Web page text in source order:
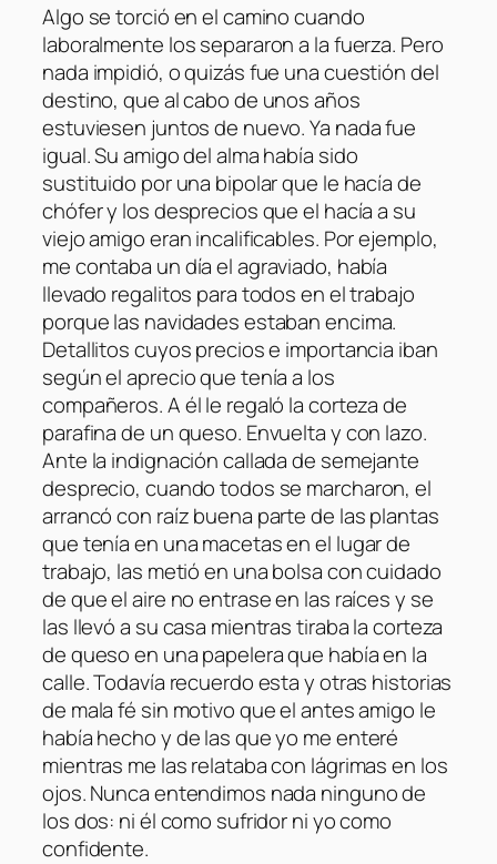
Algo se torció en el camino cuando
laboralmente los separaron a la fuerza. Pero
nada impidió, o quizás fue una cuestión del
destino, que al cabo de unos años
estuviesen juntos de nuevo. Ya nada fue
igual. Su amigo del alma había sido
sustituido por una bipolar que le hacía de
chófer y los desprecios que el hacía a su
viejo amigo eran incalificables. Por ejemplo,
me contaba un día el agraviado, había
llevado regalitos para todos en el trabajo
porque las navidades estaban encima.
Detallitos cuyos precios e importancia iban
según el aprecio que tenía a los
compañeros. A él le regaló la corteza de
parafina de un queso. Envuelta y con lazo.
Ante la indignación callada de semejante
desprecio, cuando todos se marcharon, el
arrancó con raíz buena parte de las plantas
que tenía en una macetas en el lugar de
trabajo, las metió en una bolsa con cuidado
de que el aire no entrase en las raíces y se
las llevó a su casa mientras tiraba la corteza
de queso en una papelera que había en la
calle. Todavía recuerdo esta y otras historias
de mala fé sin motivo que el antes amigo le
había hecho y de las que yo me enteré
mientras me las relataba con lágrimas en los
ojos. Nunca entendimos nada ninguno de
los dos: ni él como sufridor ni yo como
confidente.